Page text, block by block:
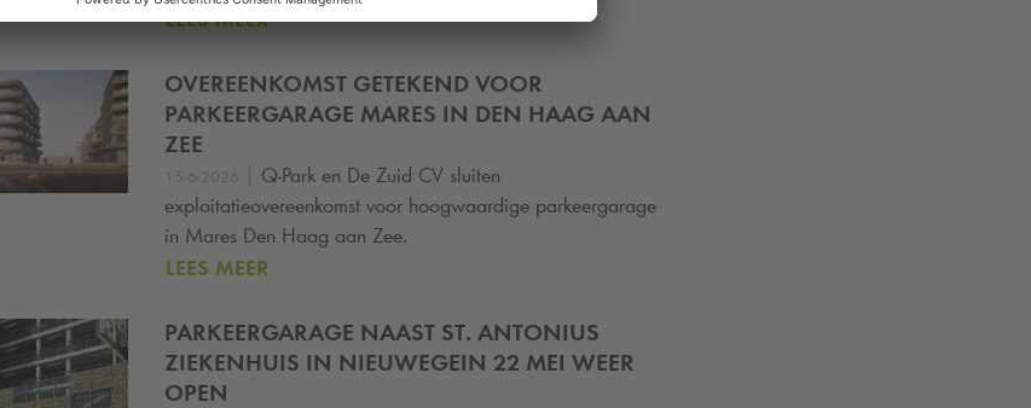
LEES MEER
OVEREENKOMST GETEKEND VOOR
PARKEERGARAGE MARES IN DEN HAAG AAN
ZEE
15-6-2026 | Q-Park en De Zuid CV sluiten
exploitatieovereenkomst voor hoogwaardige parkeergarage
in Mares Den Haag aan Zee.
LEES MEER
PARKEERGARAGE NAAST ST. ANTONIUS
ZIEKENHUIS IN NIEUWEGEIN 22 MEI WEER
OPEN